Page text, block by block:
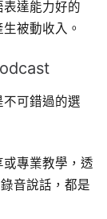
達能力好的
被動收入。
可錯過的選
專業教學，透
音說話，都是